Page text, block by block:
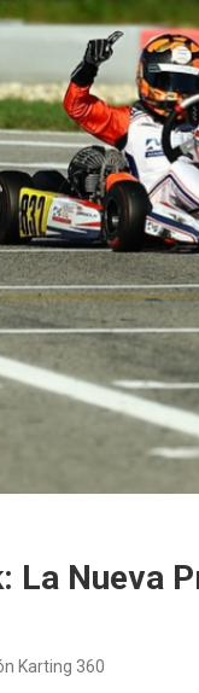
La Nueva
Karting 360